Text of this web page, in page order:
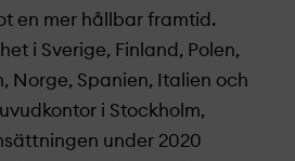
en mer hållbar framtid.
i Sverige, Finland, Polen,
Norge, Spanien, Italien och
i Stockholm,
under 2020